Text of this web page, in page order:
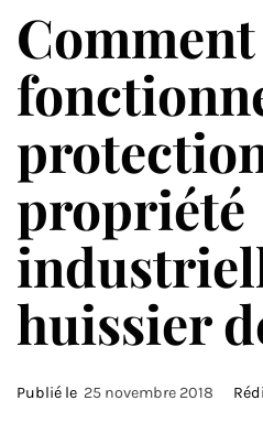
Comment
propriété
huissier
Publié le 25 novembre 2018